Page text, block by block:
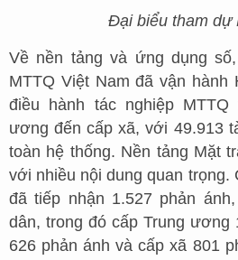
Đại biểu tham dự
Về nền tảng và ứng dụng
MTTQ Việt Nam đã vận hành
điều hành tác nghiệp
ương đến cấp xã, với 49.913
toàn hệ thống. Nền tảng Mặt
với nhiều nội dung quan trọng.
đã tiếp nhận 1.527 phản
dân, trong đó cấp Trung ương
626 phản ánh và cấp xã 801